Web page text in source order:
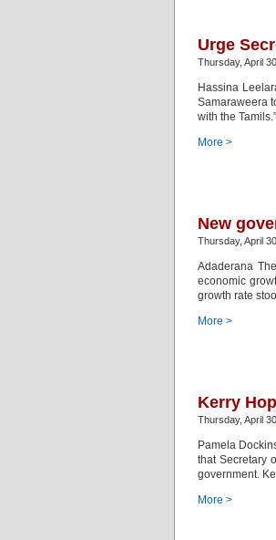
Urge
Thursday, April
Hassina
Samaraweera
with the
More >
New
Thursday, April
Adaderana
economic
growth rate
More >
Kerry
Thursday, April
Pamela
that Secretary
government.
More >